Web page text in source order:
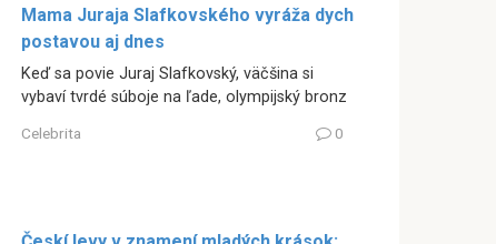
Mama Juraja Slafkovského vyráža dych
postavou aj dnes
Keď sa povie Juraj Slafkovský, väčšina si
vybaví tvrdé súboje na ľade, olympijský bronz
Celebrita 0